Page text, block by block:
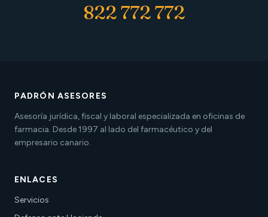
822 772 772
PADRÓN ASESORES
Asesoría jurídica, fiscal y laboral especializada en oficinas de
farmacia. Desde 1997 al lado del farmacéutico y del
empresario canario.
ENLACES
Servicios